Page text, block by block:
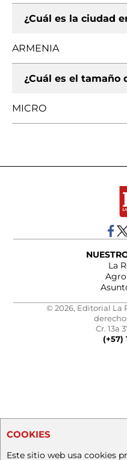
¿Cuál es la ciudad
ARMENIA
¿Cuál es el tamaño
MICRO
La
© 2026, Editorial La
Cr. 13a
(+57)
COOKIES
Este sitio web usa cookies